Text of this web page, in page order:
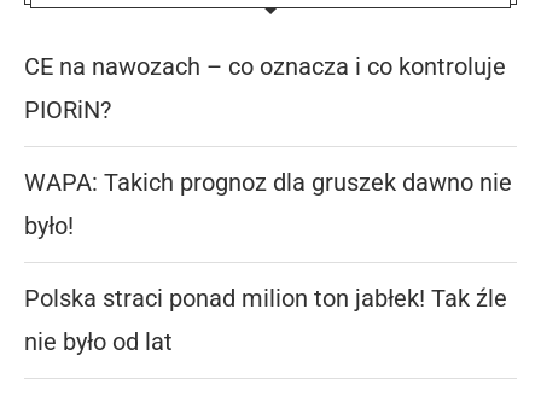
CE na nawozach – co oznacza i co kontroluje
PIORiN?
WAPA: Takich prognoz dla gruszek dawno nie
było!
Polska straci ponad milion ton jabłek! Tak źle
nie było od lat